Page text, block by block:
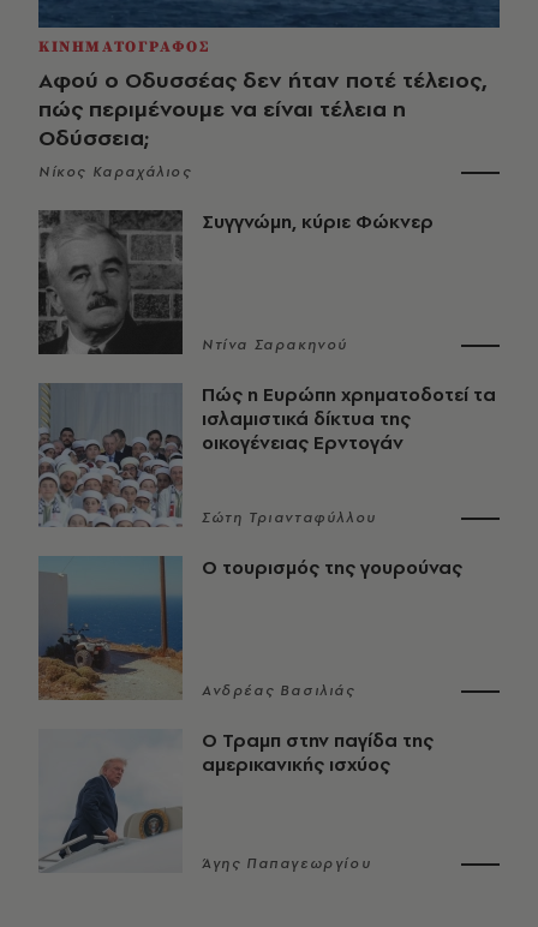
ΚΙΝΗΜΑΤΟΓΡΑΦΟΣ
Αφού ο Οδυσσέας δεν ήταν ποτέ τέλειος,
πώς περιμένουμε να είναι τέλεια η
Οδύσσεια;
Νίκος Καραχάλιος
Συγγνώμη, κύριε Φώκνερ
Ντίνα Σαρακηνού
Πώς η Ευρώπη χρηματοδοτεί τα
ισλαμιστικά δίκτυα της
οικογένειας Ερντογάν
Σώτη Τριανταφύλλου
Ο τουρισμός της γουρούνας
Ανδρέας Βασιλιάς
Ο Τραμπ στην παγίδα της
αμερικανικής ισχύος
Άγης Παπαγεωργίου